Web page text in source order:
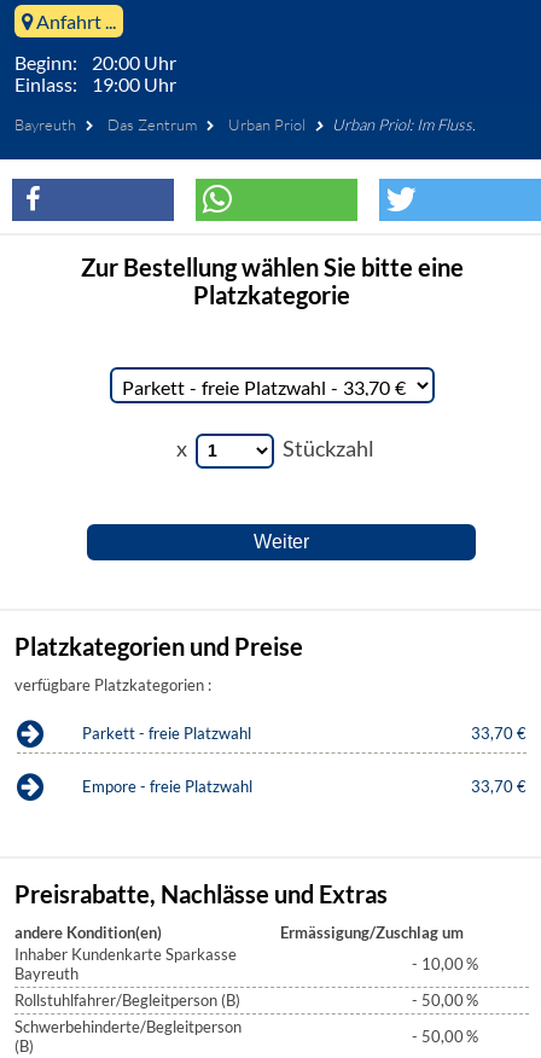
Anfahrt ...
Beginn: 20:00 Uhr
Einlass: 19:00 Uhr
Bayreuth Das Zentrum Urban Priol Urban Priol: Im Fluss.
Zur Bestellung wählen Sie bitte eine
Platzkategorie
x Stückzahl
Platzkategorien und Preise
verfügbare Platzkategorien :
Parkett - freie Platzwahl 33,70 €
Empore - freie Platzwahl 33,70 €
Preisrabatte, Nachlässe und Extras
andere Kondition(en)
Ermässigung/Zuschlag um
Inhaber Kundenkarte Sparkasse
Bayreuth
- 10,00%
Rollstuhlfahrer/Begleitperson (B)
- 50,00%
Schwerbehinderte/Begleitperson
(B)
- 50,00%